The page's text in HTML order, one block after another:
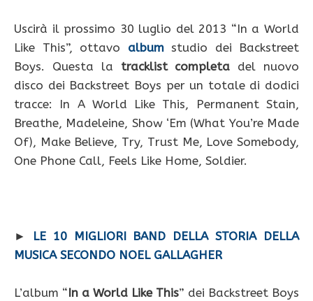
Uscirà il prossimo 30 luglio del 2013 “In a World
Like This”, ottavo albumstudio dei Backstreet
Boys. Questa la tracklist completa del nuovo
disco dei Backstreet Boys per un totale di dodici
tracce: In A World Like This, Permanent Stain,
Breathe, Madeleine, Show ‘Em (What You’re Made
Of), Make Believe, Try, Trust Me, Love Somebody,
One Phone Call, Feels Like Home, Soldier.
►
LE 10 MIGLIORI BAND DELLA STORIA DELLA
MUSICA SECONDO NOEL GALLAGHER
L’album “In a World Like This” dei Backstreet Boys